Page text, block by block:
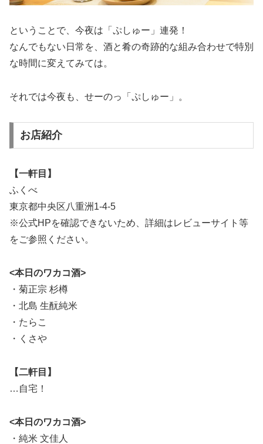
ということで、今夜は「ぷしゅー」連発！
なんでもない日常を、酒と肴の奇跡的な組み合わせで特別
な時間に変えてみては。
それでは今夜も、せーのっ「ぷしゅー」。
お店紹介
【一軒目】
ふくべ
東京都中央区八重洲1-4-5
※公式HPを確認できないため、詳細はレビューサイト等
をご参照ください。
<本日のワカコ酒>
・菊正宗 杉樽
・北島 生酛純米
・たらこ
・くさや
【二軒目】
…自宅！
<本日のワカコ酒>
・純米 文佳人